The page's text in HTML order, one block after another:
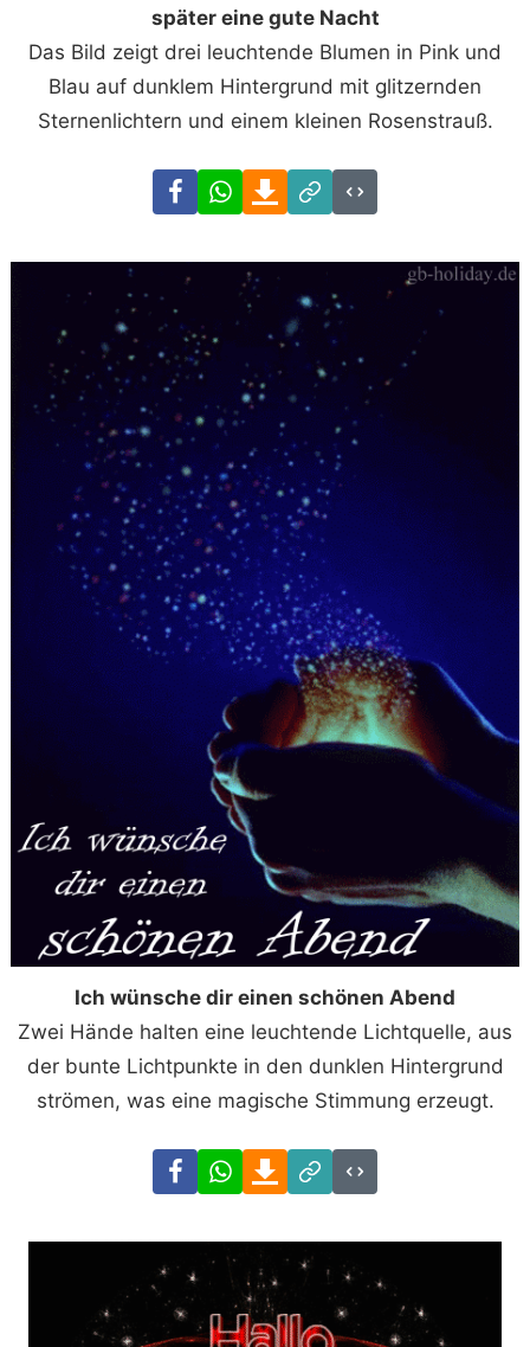
später eine gute Nacht
Das Bild zeigt drei leuchtende Blumen in Pink und
Blau auf dunklem Hintergrund mit glitzernden
Sternenlichtern und einem kleinen Rosenstrauß.
FacebookWhatsAppDownload
Link
Code
Ich wünsche dir einen schönen Abend
Zwei Hände halten eine leuchtende Lichtquelle, aus
der bunte Lichtpunkte in den dunklen Hintergrund
strömen, was eine magische Stimmung erzeugt.
FacebookWhatsAppDownload
Link
Code